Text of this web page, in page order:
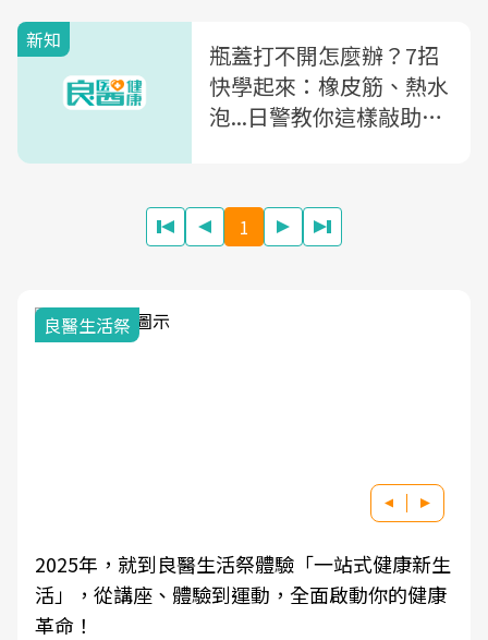
新知
瓶蓋打不開怎麼辦？7招
快學起來：橡皮筋、熱水
泡...日警教你這樣敲助解
1
良醫生活祭
2025年，就到良醫生活祭體驗「一站式健康新生
活」，從講座、體驗到運動，全面啟動你的健康
革命！